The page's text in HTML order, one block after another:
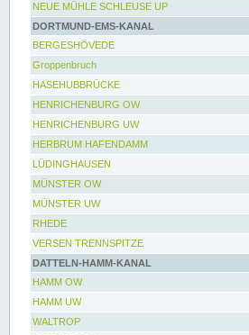
NEUE MÜHLE SCHLEUSE UP
DORTMUND-EMS-KANAL
BERGESHÖVEDE
Groppenbruch
HASEHUBBRÜCKE
HENRICHENBURG OW
HENRICHENBURG UW
HERBRUM HAFENDAMM
LÜDINGHAUSEN
MÜNSTER OW
MÜNSTER UW
RHEDE
VERSEN TRENNSPITZE
DATTELN-HAMM-KANAL
HAMM OW
HAMM UW
WALTROP